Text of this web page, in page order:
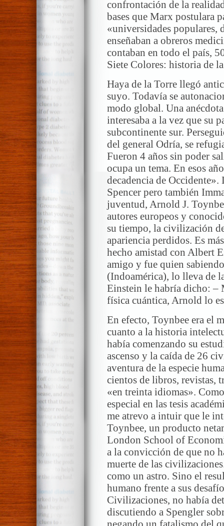
confrontación de la
bases que Marx postulara
«universidades populares,
enseñaban a obreros
contaban en todo el país,
Siete Colores: historia de
Haya de la Torre llegó
suyo. Todavía se
modo global. Una
interesaba a la vez que su
subcontinente sur.
del general Odría, se
Fueron 4 años sin poder
ocupa un tema. En esos
decadencia de
Spencer pero también
juventud, Arnold J.
autores europeos y
su tiempo, la civilización
apariencia perdidos. Es
hecho amistad con Albert
amigo y fue quien
(Indoamérica), lo lleva de
Einstein le habría dicho: –
física cuántica, Arnold lo
En efecto, Toynbee era el
cuanto a la historia
había comenzando su
ascenso y la caída de 26
aventura de la especie
cientos de libros, revistas,
«en treinta idiomas».
especial en las tesis
me atrevo a intuir que le
Toynbee, un producto
London School of
a la convicción de que no
muerte de las
como un astro. Sino el
humano frente a sus
Civilizaciones, no había
discutiendo a Spengler